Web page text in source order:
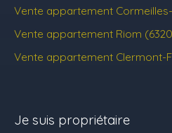
Vente appartement
Vente appartement Riom
Vente appartement Clermont-
Je suis propriétaire